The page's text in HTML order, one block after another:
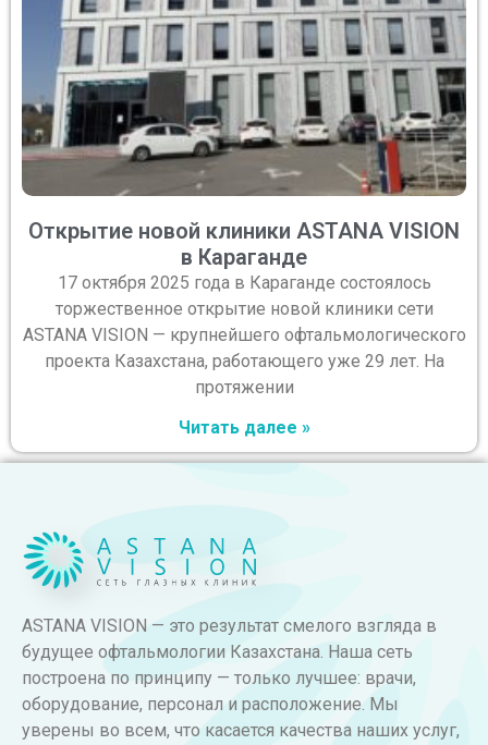
Открытие новой клиники ASTANA VISION
в Караганде
17 октября 2025 года в Караганде состоялось
торжественное открытие новой клиники сети
ASTANA VISION — крупнейшего офтальмологического
проекта Казахстана, работающего уже 29 лет. На
протяжении
Читать далее »
ASTANA VISION — это результат смелого взгляда в
будущее офтальмологии Казахстана. Наша сеть
построена по принципу — только лучшее: врачи,
оборудование, персонал и расположение. Мы
уверены во всем, что касается качества наших услуг,